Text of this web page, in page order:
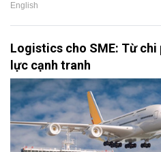
English
Logistics cho SME: Từ chi
lực cạnh tranh